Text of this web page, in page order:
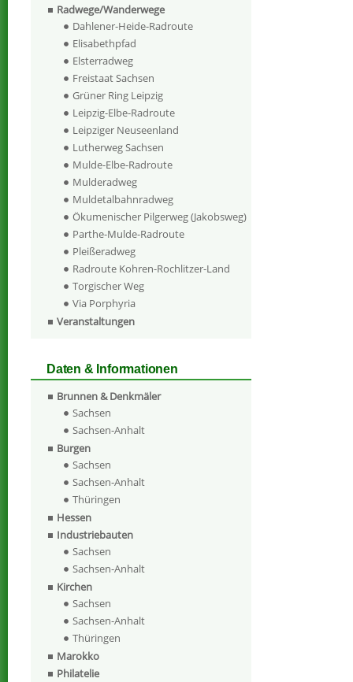
Radwege/Wanderwege
Dahlener-Heide-Radroute
Elisabethpfad
Elsterradweg
Freistaat Sachsen
Grüner Ring Leipzig
Leipzig-Elbe-Radroute
Leipziger Neuseenland
Lutherweg Sachsen
Mulde-Elbe-Radroute
Mulderadweg
Muldetalbahnradweg
Ökumenischer Pilgerweg (Jakobsweg)
Parthe-Mulde-Radroute
Pleißeradweg
Radroute Kohren-Rochlitzer-Land
Torgischer Weg
Via Porphyria
Veranstaltungen
Daten & Informationen
Brunnen & Denkmäler
Sachsen
Sachsen-Anhalt
Burgen
Sachsen
Sachsen-Anhalt
Thüringen
Hessen
Industriebauten
Sachsen
Sachsen-Anhalt
Kirchen
Sachsen
Sachsen-Anhalt
Thüringen
Marokko
Philatelie